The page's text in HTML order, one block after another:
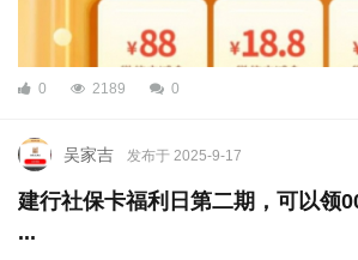
0 2189 0
吴家吉 发布于 2025-9-17
建行社保卡福利日第二期，可以领
...